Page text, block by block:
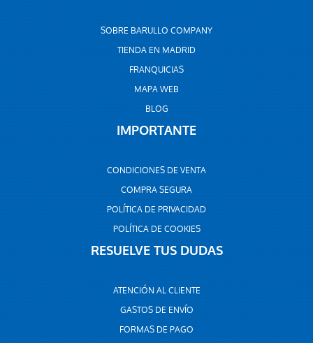
SOBRE BARULLO COMPANY
TIENDA EN MADRID
FRANQUICIAS
MAPA WEB
BLOG
IMPORTANTE
CONDICIONES DE VENTA
COMPRA SEGURA
POLÍTICA DE PRIVACIDAD
POLÍTICA DE COOKIES
RESUELVE TUS DUDAS
ATENCIÓN AL CLIENTE
GASTOS DE ENVÍO
FORMAS DE PAGO